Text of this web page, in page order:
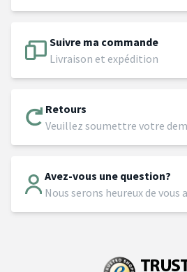
Suivre ma commande
Livraison et expédition
Retours
Veuillez soumettre votre
Avez-vous une question?
Nous serons heureux de vous